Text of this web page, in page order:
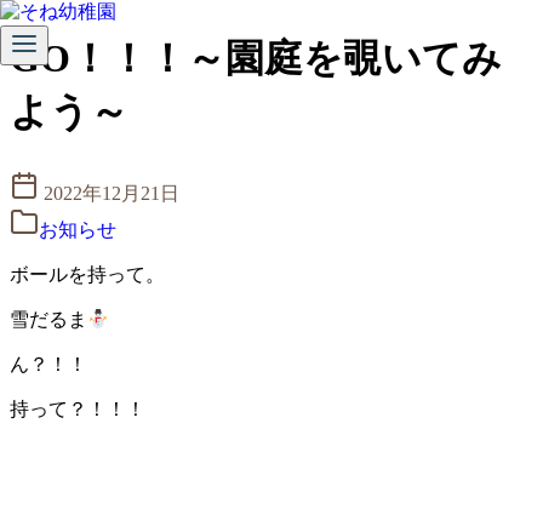
コ
ン
テ
ン
へ
移
動
GO！！！～園庭を覗いてみ
よう～
2022年12月21日
お知らせ
ボールを持って。
雪だるま
ん？！！
持って？！！！